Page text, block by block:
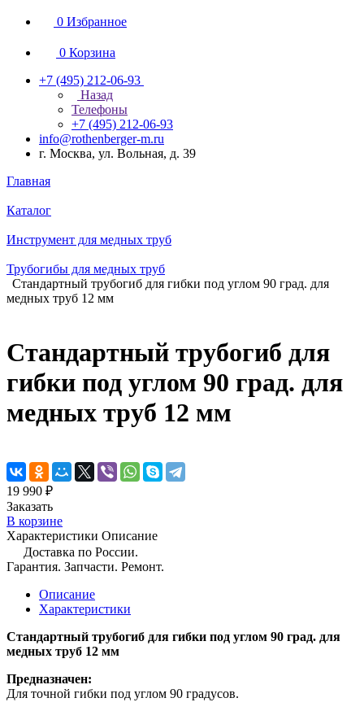
0 Избранное
0 Корзина
+7 (495) 212-06-93
Назад
Телефоны
+7 (495) 212-06-93
info@rothenberger-m.ru
г. Москва, ул. Вольная, д. 39
Главная
Каталог
Инструмент для медных труб
Трубогибы для медных труб
Стандартный трубогиб для гибки под углом 90 град. для
медных труб 12 мм
Стандартный трубогиб для
гибки под углом 90 град. для
медных труб 12 мм
19 990 ₽
Заказать
В корзине
Характеристики Описание
Доставка по России.
Гарантия. Запчасти. Ремонт.
Описание
Характеристики
Стандартный трубогиб для гибки под углом 90 град. для
медных труб 12 мм
Предназначен:
Для точной гибки под углом 90 градусов.